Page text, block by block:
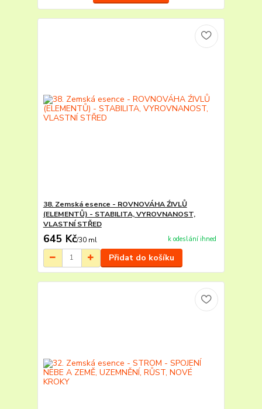
38. Zemská esence - ROVNOVÁHA ŹIVLŮ
(ELEMENTŮ) - STABILITA, VYROVNANOST,
VLASTNÍ STŘED
645 Kč/30 ml k odeslání ihned
Přidat do košíku